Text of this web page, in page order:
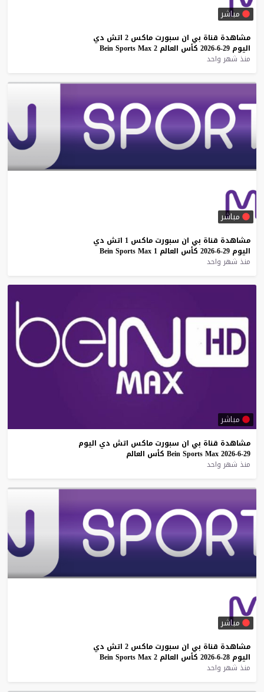
مباشر
مشاهدة قناة بي ان سبورت ماكس 2 اتش دي
اليوم 29-6-2026 كأس العالم Bein Sports Max 2
منذ شهر واحد
مباشر
مشاهدة قناة بي ان سبورت ماكس 1 اتش دي
اليوم 29-6-2026 كأس العالم Bein Sports Max 1
منذ شهر واحد
مباشر
مشاهدة قناة بي ان سبورت ماكس اتش دي اليوم
29-6-2026
Bein Sports Max كأس العالم
منذ شهر واحد
مباشر
مشاهدة قناة بي ان سبورت ماكس 2 اتش دي
اليوم 28-6-2026 كأس العالم Bein Sports Max 2
منذ شهر واحد